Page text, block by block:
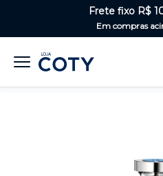
Frete fixo R$
Em compras